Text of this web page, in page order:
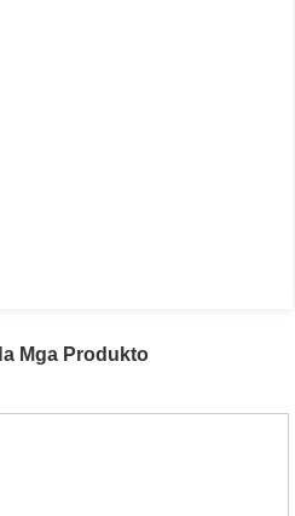
Mga Produkto